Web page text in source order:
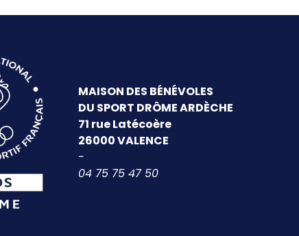
MAISON DES BÉNÉVOLES
DU SPORT DRÔME ARDÈCHE
71 rue Latécoère
26000 VALENCE
-
04 75 75 47 50